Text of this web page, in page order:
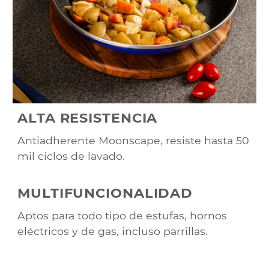
ALTA RESISTENCIA
Antiadherente Moonscape, resiste hasta 50
mil ciclos de lavado.
MULTIFUNCIONALIDAD
Aptos para todo tipo de estufas, hornos
eléctricos y de gas, incluso parrillas.